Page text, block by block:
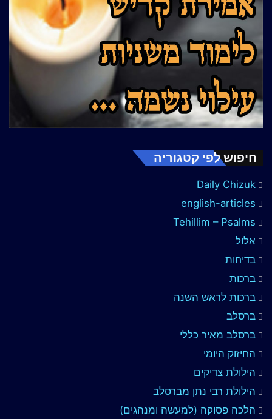
חיפוש לפי קטגוריה
Daily Chizuk
english-articles
Tehillim – Psalms
אלול
בדיחות
ברכות
ברכות לראש השנה
ברסלב
ברסלב מאיר כללי
החיזוק היומי
הילולת צדיקים
הילולת רבי נתן מברסלב
הלכה פסוקה (למעשה ומנהגים)